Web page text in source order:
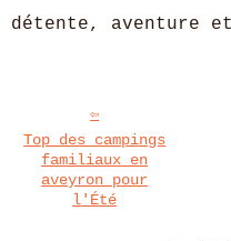
détente, aventure
Top des campings
familiaux en
aveyron pour
l'Été